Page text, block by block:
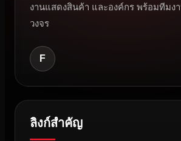
งานแสดงสินค้า และองค์กร พร้อมทีม
วงจร
F
ลิงก์สำคัญ